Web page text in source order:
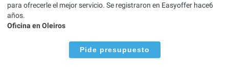
para ofrecerle el mejor servicio. Se registraron en Easyoffer hace6
años.
Oficina en Oleiros
Pide presupuesto